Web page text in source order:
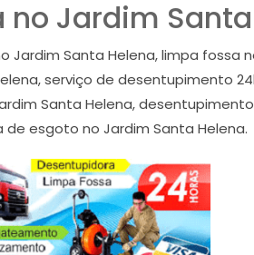
Jardim
Santa Helena, limpa fossa
serviço de desentupimento
Santa Helena,
de esgoto no Jardim Santa Helena.